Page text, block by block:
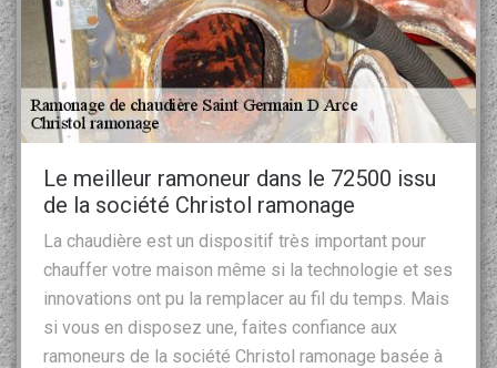
Le meilleur ramoneur dans le 72500 issu
de la société Christol ramonage
La chaudière est un dispositif très important pour
chauffer votre maison même si la technologie et ses
innovations ont pu la remplacer au fil du temps. Mais
si vous en disposez une, faites confiance aux
ramoneurs de la société Christol ramonage basée à